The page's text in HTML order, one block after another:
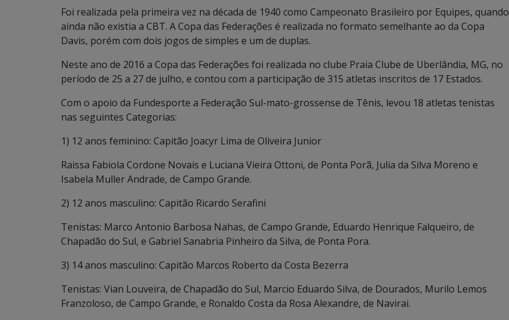
Foi realizada pela primeira vez na década de 1940 como Campeonato Brasileiro por Equipes, quando
ainda não existia a CBT. A Copa das Federações é realizada no formato semelhante ao da Copa
Davis, porém com dois jogos de simples e um de duplas.
Neste ano de 2016 a Copa das Federações foi realizada no clube Praia Clube de Uberlândia, MG, no
período de 25 a 27 de julho, e contou com a participação de 315 atletas inscritos de 17 Estados.
Com o apoio da Fundesporte a Federação Sul-mato-grossense de Tênis, levou 18 atletas tenistas
nas seguintes Categorias:
1) 12 anos feminino: Capitão Joacyr Lima de Oliveira Junior
Raissa Fabiola Cordone Novais e Luciana Vieira Ottoni, de Ponta Porã, Julia da Silva Moreno e
Isabela Muller Andrade, de Campo Grande.
2) 12 anos masculino: Capitão Ricardo Serafini
Tenistas: Marco Antonio Barbosa Nahas, de Campo Grande, Eduardo Henrique Falqueiro, de
Chapadão do Sul, e Gabriel Sanabria Pinheiro da Silva, de Ponta Pora.
3) 14 anos masculino: Capitão Marcos Roberto da Costa Bezerra
Tenistas: Vian Louveira, de Chapadão do Sul, Marcio Eduardo Silva, de Dourados, Murilo Lemos
Franzoloso, de Campo Grande, e Ronaldo Costa da Rosa Alexandre, de Navirai.